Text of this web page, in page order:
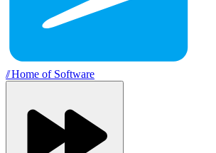
//Home of Software